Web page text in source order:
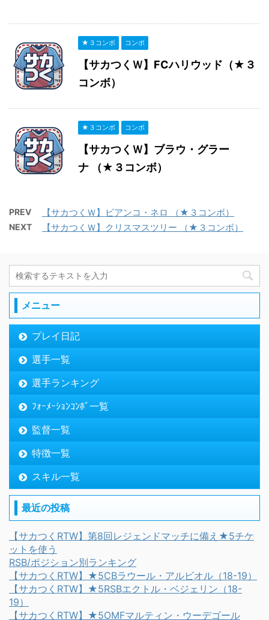
★３コンボ コンボ
【サカつくＷ】FCハリウッド（★３
コンボ）
★３コンボ コンボ
【サカつくＷ】ブラウ・グラー
ナ （★３コンボ）
PREV 【サカつくＷ】ビアンコ・ネロ （★３コンボ）
NEXT 【サカつくＷ】クリスマスツリー （★３コンボ）
メニュー
プレイ日記
選手一覧
選手ランキング
ﾌｫｰﾒｰｼｮﾝｺﾝﾎﾞ一覧
監督一覧
特徴一覧
スキル一覧
最近の投稿
【サカつくRTW】第8回レジェンドマッチに備え★5チケ
ットを使う
RSB/ポジション別ランキング
【サカつくRTW】★5CBラウール・アルビオル（18-19）
【サカつくRTW】★5RSBエクトル・ベジェリン（18-
19）
【サカつくRTW】★5OMFマルティン・ウーデゴール